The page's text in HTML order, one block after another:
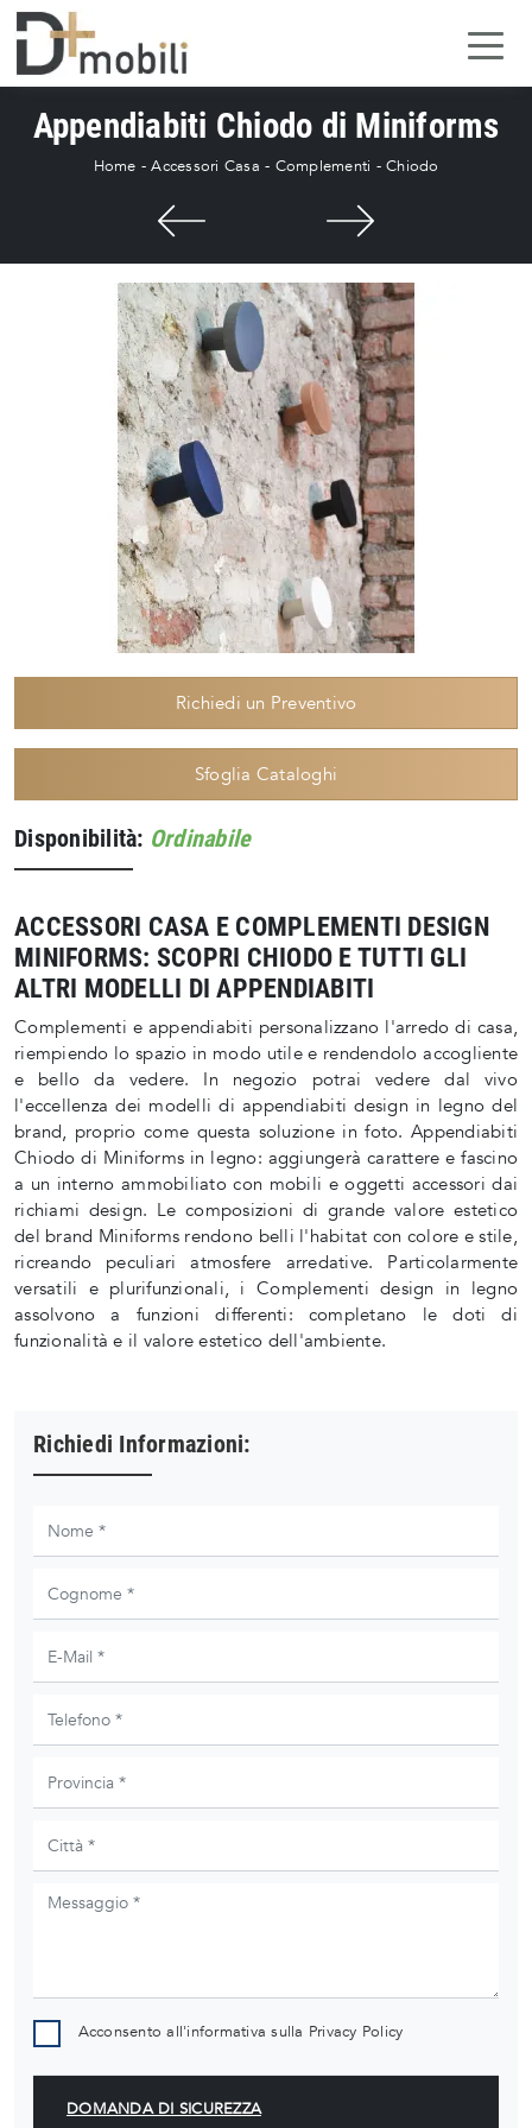
Appendiabiti Chiodo di Miniforms
Home -Accessori Casa - Complementi - Chiodo
Richiedi un Preventivo
Sfoglia Cataloghi
Disponibilità: Ordinabile
ACCESSORI CASA E COMPLEMENTI DESIGN
MINIFORMS: SCOPRI CHIODO E TUTTI GLI
ALTRI MODELLI DI APPENDIABITI
Complementi e appendiabiti personalizzano l'arredo di casa,
riempiendo lo spazio in modo utile e rendendolo accogliente
e bello da vedere. In negozio potrai vedere dal vivo
l'eccellenza dei modelli di appendiabiti design in legno del
brand, proprio come questa soluzione in foto. Appendiabiti
Chiodo di Miniforms in legno: aggiungerà carattere e fascino
a un interno ammobiliato con mobili e oggetti accessori dai
richiami design. Le composizioni di grande valore estetico
del brand Miniforms rendono belli l'habitat con colore e stile,
ricreando peculiari atmosfere arredative. Particolarmente
versatili e plurifunzionali, i Complementi design in legno
assolvono a funzioni differenti: completano le doti di
funzionalità e il valore estetico dell'ambiente.
Richiedi Informazioni:
Acconsento all'informativa sulla Privacy Policy
DOMANDA DI SICUREZZA